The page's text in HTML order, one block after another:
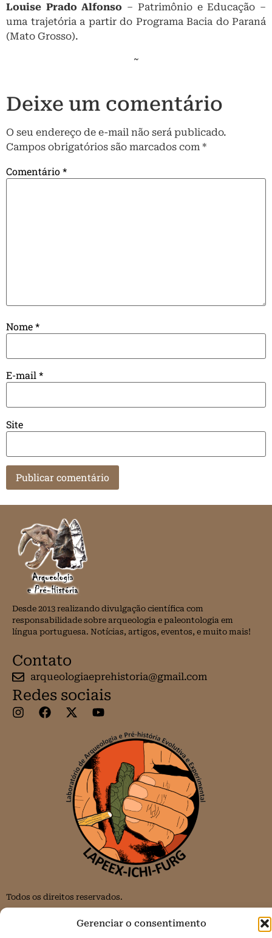
Gerenciar o consentimento
Louise Prado Alfonso – Patrimônio e Educação –
uma trajetória a partir do Programa Bacia do Paraná
(Mato Grosso).
~
Deixe um comentário
O seu endereço de e-mail não será publicado.
Campos obrigatórios são marcados com *
Comentário*
Nome*
E-mail*
Site
Desde 2013 realizando divulgação científica com
responsabilidade sobre arqueologia e paleontologia em
língua portuguesa. Notícias, artigos, eventos, e muito mais!
Contato
arqueologiaeprehistoria@gmail.com
Redes sociais
Todos os direitos reservados.